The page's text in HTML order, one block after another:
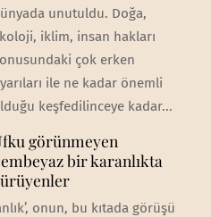
unutuldu. Doğa,
iklim, insan hakları
çok erken
ile ne kadar önemli
keşfedilinceye kadar...
görünmeyen
bir karanlıkta
onun, bu kıtada görüşü